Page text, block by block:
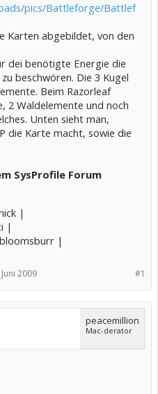
pics/Battleforge/Battlef
Karten abgebildet, von den
dei benötigte Energie die
beschwören. Die 3 Kugel
Beim Razorleaf
2 Waldelemente und noch
Unten sieht man,
die Karte macht, sowie die
SysProfile Forum
|
|
|
#1
Juni 2009
peacemillion
Mac-derator